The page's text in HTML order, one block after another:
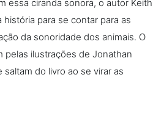
essa ciranda sonora, o autor Keith
história para se contar para as
da sonoridade dos animais. O
pelas ilustrações de Jonathan
do livro ao se virar as